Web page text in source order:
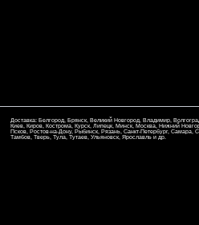
Доставка: Белгород, Брянск, Великий Новгород, Владимир,
Киев, Киров, Кострома, Курск, Липецк, Минск, Москва, Нижний
Псков, Ростов-на-Дону, Рыбинск, Рязань, Санкт-Петербург, Самара,
Тамбов, Тверь, Тула, Тутаев, Ульяновск, Ярославль и др.